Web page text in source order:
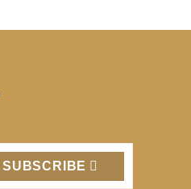
SUBSCRIBE